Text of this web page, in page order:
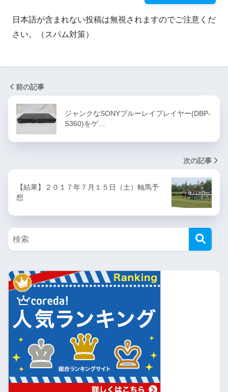
日本語が含まれない投稿は無視されますのでご注意くだ
さい。（スパム対策）
前の記事
ジャンクなSONYブルーレイプレイヤー(DBP-
S360)をゲ…
次の記事
【結果】２０１７年７月１５日（土）軸馬予
想